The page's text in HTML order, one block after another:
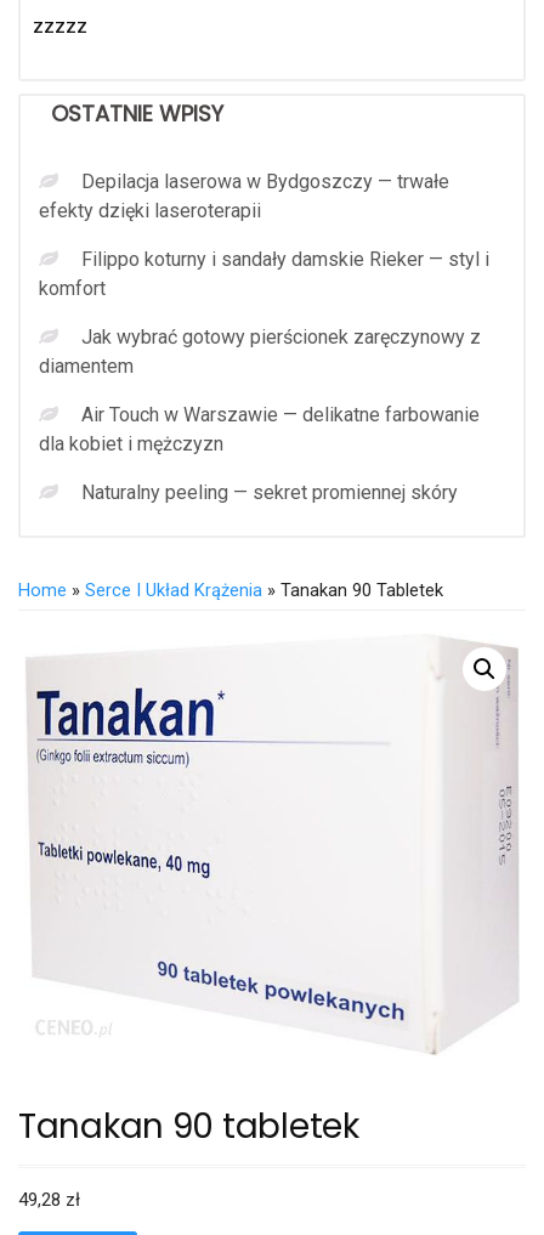
zzzzz
OSTATNIE WPISY
Depilacja laserowa w Bydgoszczy — trwałe
efekty dzięki laseroterapii
Filippo koturny i sandały damskie Rieker — styl i
komfort
Jak wybrać gotowy pierścionek zaręczynowy z
diamentem
Air Touch w Warszawie — delikatne farbowanie
dla kobiet i mężczyzn
Naturalny peeling — sekret promiennej skóry
Home » Serce I Układ Krążenia » Tanakan 90 Tabletek
Tanakan 90 tabletek
49,28 zł